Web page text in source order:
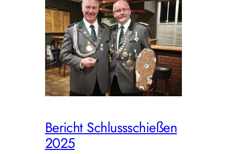
Bericht Schlussschießen
2025